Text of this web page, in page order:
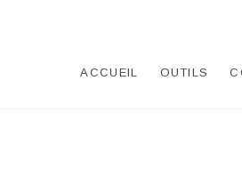
ACCUEIL OUTILS